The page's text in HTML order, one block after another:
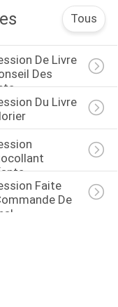
Tous
De Livre
Des
Du Livre
Faite
De